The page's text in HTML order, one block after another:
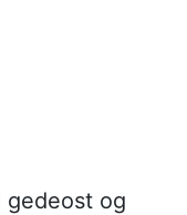
gedeost og